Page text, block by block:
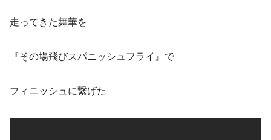
走ってきた舞華を
『その場飛びスパニッシュフライ』で
フィニッシュに繋げた